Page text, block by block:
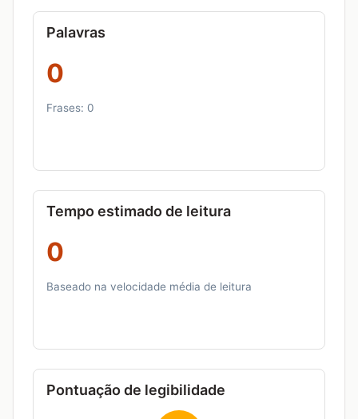
Palavras
0
Frases: 0
Tempo estimado de leitura
0
Baseado na velocidade média de leitura
Pontuação de legibilidade